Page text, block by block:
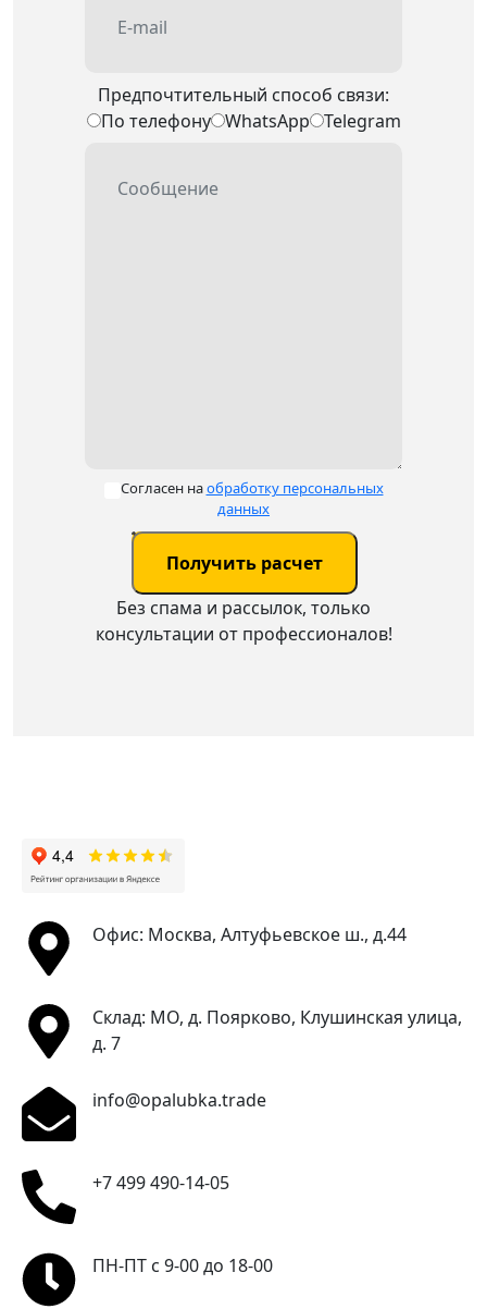
Предпочтительный способ связи:
По телефону WhatsApp Telegram
Согласен наобработку персональных
данных
Без спама и рассылок, только
консультации от профессионалов!
Офис: Москва, Алтуфьевское ш., д.44
Склад: МО, д. Поярково, Клушинская улица,
д. 7
info@opalubka.trade
+7 499 490-14-05
ПН-ПТ с 9-00 до 18-00